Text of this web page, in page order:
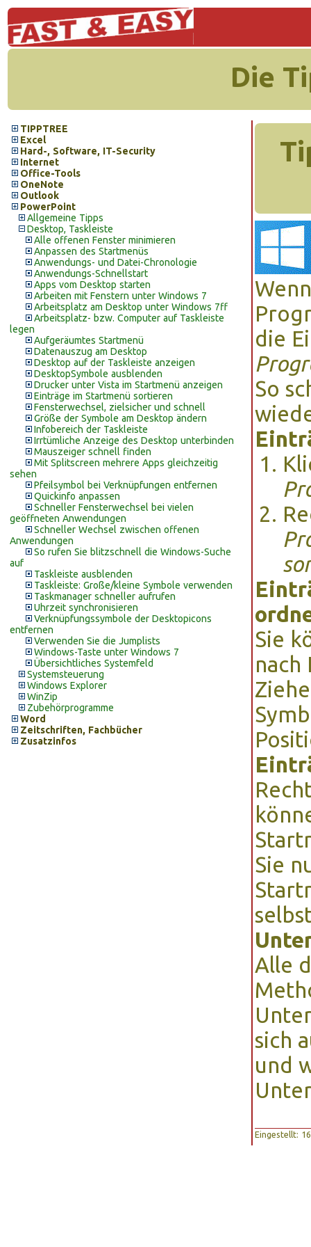
Die
TIPPTREE
Excel
Hard-, Software, IT-Security
Internet
Office-Tools
OneNote
Outlook
PowerPoint
Allgemeine Tipps
Desktop, Taskleiste
Alle offenen Fenster minimieren
Anpassen des Startmenüs
Anwendungs- und Datei-Chronologie
Anwendungs-Schnellstart
Apps vom Desktop starten
Arbeiten mit Fenstern unter Windows 7
Arbeitsplatz am Desktop unter Windows 7ff
Arbeitsplatz- bzw. Computer auf Taskleiste
legen
Aufgeräumtes Startmenü
Datenauszug am Desktop
Desktop auf der Taskleiste anzeigen
DesktopSymbole ausblenden
Drucker unter Vista im Startmenü anzeigen
Einträge im Startmenü sortieren
Fensterwechsel, zielsicher und schnell
Größe der Symbole am Desktop ändern
Infobereich der Taskleiste
Irrtümliche Anzeige des Desktop unterbinden
Mauszeiger schnell finden
Mit Splitscreen mehrere Apps gleichzeitig
sehen
Pfeilsymbol bei Verknüpfungen entfernen
Quickinfo anpassen
Schneller Fensterwechsel bei vielen
geöffneten Anwendungen
Schneller Wechsel zwischen offenen
Anwendungen
So rufen Sie blitzschnell die Windows-Suche
auf
Taskleiste ausblenden
Taskleiste: Große/kleine Symbole verwenden
Taskmanager schneller aufrufen
Uhrzeit synchronisieren
Verknüpfungssymbole der Desktopicons
entfernen
Verwenden Sie die Jumplists
Windows-Taste unter Windows 7
Übersichtliches Systemfeld
Systemsteuerung
Windows Explorer
WinZip
Zubehörprogramme
Word
Zeitschriften, Fachbücher
Zusatzinfos
die
So
Sie
nach
Sie
Alle
sich
und
Eingestellt: